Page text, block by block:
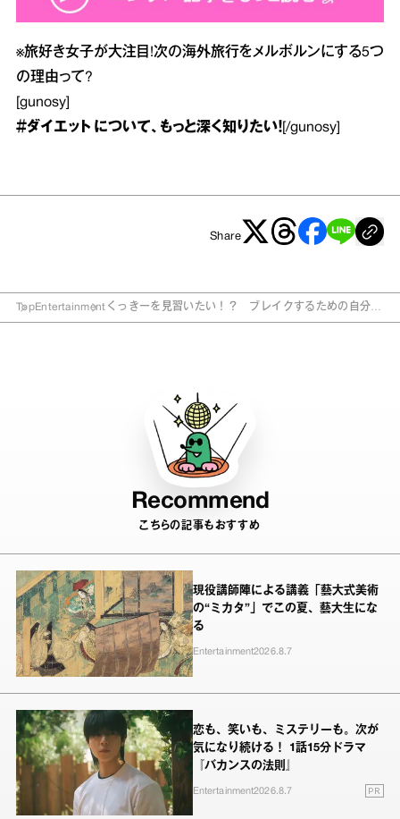
※旅好き女子が大注目!次の海外旅行をメルボルンにする5つ
の理由って?
[gunosy]
＃ダイエット について、もっと深く知りたい！ [/gunosy]
Share
TopEntertainment くっきーを見習いたい！？ ブレイクするための自分の
Recommend
こちらの記事もおすすめ
現役講師陣による講義「藝大式美術
の“ミカタ”」でこの夏、藝大生にな
る
Entertainment2026.8.7
恋も、笑いも、ミステリーも。次が
気になり続ける！ 1話15分ドラマ
『バカンスの法則』
Entertainment2026.8.7 PR